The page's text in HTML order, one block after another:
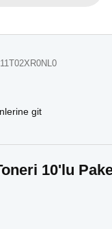
git
10'lu